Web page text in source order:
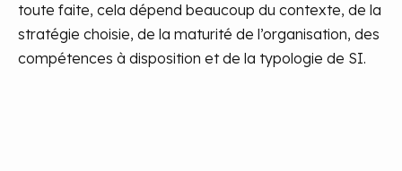
toute faite, cela dépend beaucoup du contexte, de la
stratégie choisie, de la maturité de l’organisation, des
compétences à disposition et de la typologie de SI.